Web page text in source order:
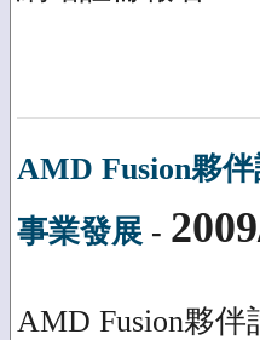
AMD Fusion夥
事業發展 -
AMD Fusion夥